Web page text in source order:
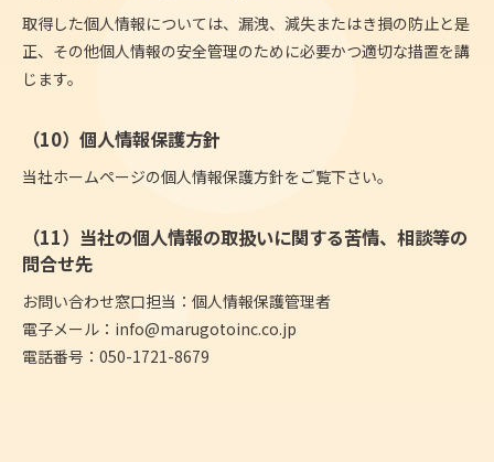
取得した個人情報については、漏洩、減失またはき損の防止と是
正、その他個人情報の安全管理のために必要かつ適切な措置を講
じます。
（10）個人情報保護方針
当社ホームページの個人情報保護方針をご覧下さい。
（11）当社の個人情報の取扱いに関する苦情、相談等の
問合せ先
お問い合わせ窓口担当：個人情報保護管理者
電子メール： info@marugotoinc.co.jp
電話番号：050-1721-8679